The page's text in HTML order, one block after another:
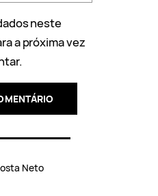
neste
a próxima vez
Neto